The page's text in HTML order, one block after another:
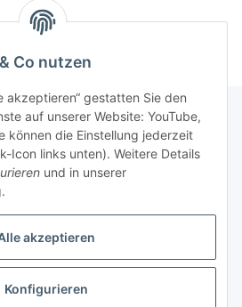
Co nutzen
akzeptieren“ gestatten Sie den
auf unserer Website: YouTube,
können die Einstellung jederzeit
Icon links unten). Weitere Details
und in unserer
.
akzeptieren
Konfigurieren